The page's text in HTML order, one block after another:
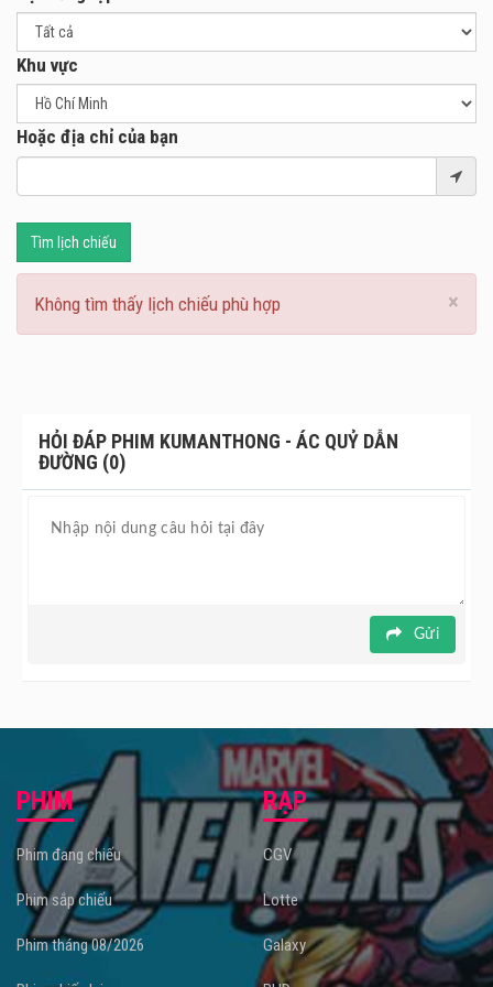
Khu vực
Hoặc địa chỉ của bạn
Tìm lịch chiếu
×
Không tìm thấy lịch chiếu phù hợp
HỎI ĐÁP PHIM KUMANTHONG - ÁC QUỶ DẪN
ĐƯỜNG (0)
Gửi
PHIM
Phim đang chiếu
Phim sắp chiếu
Phim tháng 08/2026
RẠP
CGV
Lotte
Galaxy